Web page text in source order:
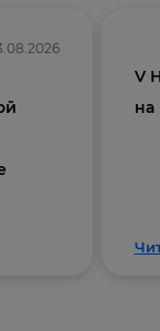
V
на